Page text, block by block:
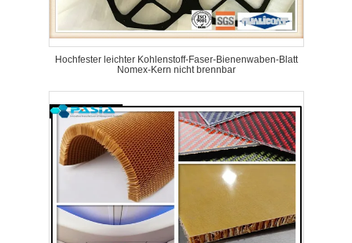
Hochfester leichter Kohlenstoff-Faser-Bienenwaben-Blatt
Nomex-Kern nicht brennbar